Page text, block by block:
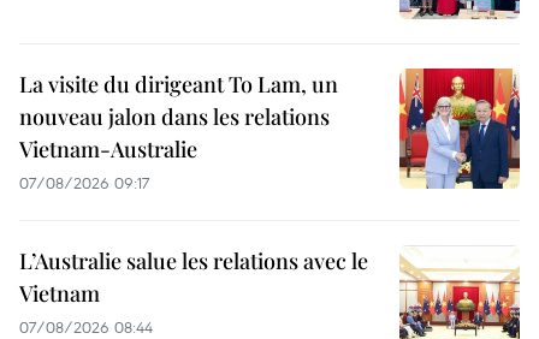
La visite du dirigeant To Lam, un
nouveau jalon dans les relations
Vietnam-Australie
07/08/2026 09:17
L’Australie salue les relations avec le
Vietnam
07/08/2026 08:44